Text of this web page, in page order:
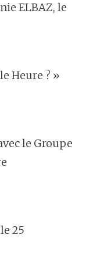
ELBAZ, le
Heure ? »
le Groupe
25